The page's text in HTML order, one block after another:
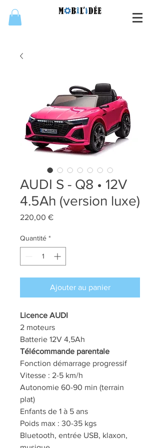
AUDI S - Q8 • 12V
4.5Ah (version luxe)
220,00 €Prix
Quantité *
Ajouter au panier
Licence AUDI
2 moteurs
Batterie 12V 4,5Ah
Télécommande parentale
Fonction démarrage progressif
Vitesse : 2-5 km/h
Autonomie 60-90 min (terrain
plat)
Enfants de 1 à 5 ans
Poids max : 30-35 kgs
Bluetooth, entrée USB, klaxon,